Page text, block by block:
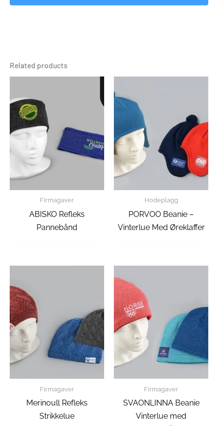
Related products
Firmagaver
ABISKO Refleks
Pannebånd
Hodeplagg
PORVOO Beanie –
Vinterlue Med Øreklaffer
Firmagaver
Merinoull Refleks
Strikkelue
Firmagaver
SVAONLINNA Beanie
Vinterlue med